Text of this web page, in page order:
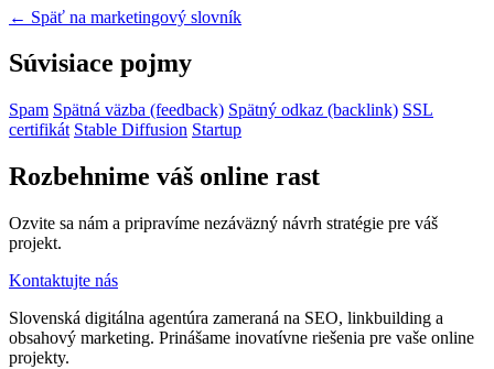
← Späť na marketingový slovník
Súvisiace pojmy
Spam Spätná väzba (feedback) Spätný odkaz (backlink) SSL
certifikát Stable Diffusion Startup
Rozbehnime váš online rast
Ozvite sa nám a pripravíme nezáväzný návrh stratégie pre váš
projekt.
Kontaktujte nás
Slovenská digitálna agentúra zameraná na SEO, linkbuilding a
obsahový marketing. Prinášame inovatívne riešenia pre vaše online
projekty.